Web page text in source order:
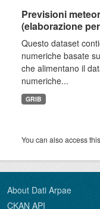
Previsioni
(elaborazione
Questo dataset
numeriche basate
che alimentano il
numeriche...
GRIB
You can also access
About Dati Arpae
CKAN API